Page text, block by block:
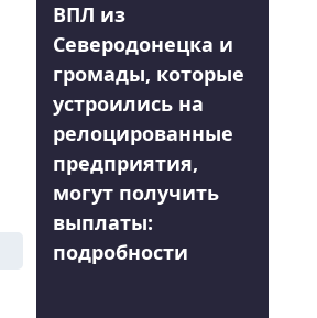
ВПЛ из
Северодонецка и
громады, которые
устроились на
релоцированные
предприятия,
могут получить
выплаты:
подробности